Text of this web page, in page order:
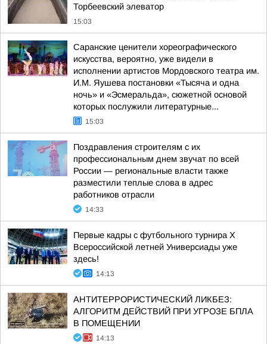
Торбеевский элеватор
15:03
Саранские ценители хореографического
искусства, вероятно, уже видели в
исполнении артистов Мордовского театра им.
И.М. Яушева постановки «Тысяча и одна
ночь» и «Эсмеральда», сюжетной основой
которых послужили литературные...
15:03
Поздравления строителям с их
профессиональным днем звучат по всей
России — региональные власти также
разместили теплые слова в адрес
работников отрасли
14:33
Первые кадры с футбольного турнира X
Всероссийской летней Универсиады уже
здесь!
14:13
АНТИТЕРРОРИСТИЧЕСКИЙ ЛИКБЕЗ:
АЛГОРИТМ ДЕЙСТВИЙ ПРИ УГРОЗЕ БПЛА
В ПОМЕЩЕНИИ
14:13